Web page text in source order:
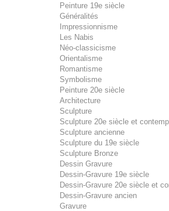
Peinture 19e siècle
Généralités
Impressionnisme
Les Nabis
Néo-classicisme
Orientalisme
Romantisme
Symbolisme
Peinture 20e siècle
Architecture
Sculpture
Sculpture 20e siècle et
Sculpture ancienne
Sculpture du 19e siècle
Sculpture Bronze
Dessin Gravure
Dessin-Gravure 19e siècle
Dessin-Gravure 20e siècle et
Dessin-Gravure ancien
Gravure